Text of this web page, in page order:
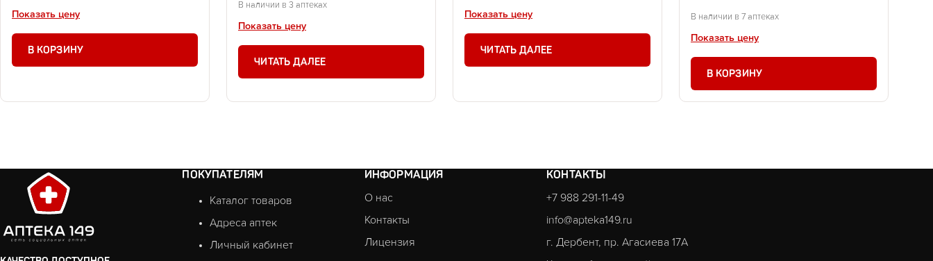
Показать цену
В КОРЗИНУ
В наличии в 3 аптеках
Показать цену
ЧИТАТЬ ДАЛЕЕ
Показать цену
ЧИТАТЬ ДАЛЕЕ
В наличии в 7 аптеках
Показать цену
В КОРЗИНУ
ПОКУПАТЕЛЯМ
Каталог товаров
Адреса аптек
Личный кабинет
ИНФОРМАЦИЯ
О нас
Контакты
Лицензия
КОНТАКТЫ
+7 988 291-11-49
info@apteka149.ru
г. Дербент, пр. Агасиева 17А